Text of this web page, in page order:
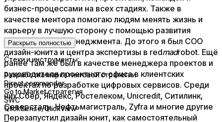
бизнес-процессами на всех стадиях. Также в
качестве ментора помогаю людям менять жизнь и
карьеру в лучшую сторону с помощью развития
метанавыков и менеджмента. До этого я был COO
дизайн-юнита и центра экспертизы в redmadrobot. Ещё
ранее там же был в качестве менеджера проектов и
руководителя проектного офиса в клиентских
проектах по разработке цифровых сервисов. Среди
них Сбер, Яндекс, Ростелеком, Unicredit, Ситилинк,
Северсталь, Нефтьмагистраль, Zyfra и многие другие
Перезапустил дизайн юнит, как самостоятельный
Раскрыть полностью
Стеки и инструменты:
Разработка маркетинговой стратегии
Direct commander
Go to Market стратегия
SWC
QlickSense/QlickView